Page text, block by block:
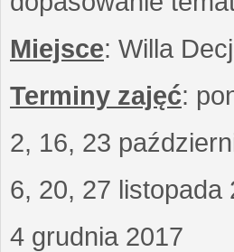
Miejsce: Willa
Terminy zajęć:
2, 16, 23
6, 20, 27 listopada
4 grudnia 2017